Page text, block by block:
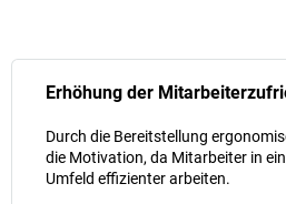
Erhöhung der
Durch die Bereitstellung
die Motivation, da Mitarbeiter in
Umfeld effizienter arbeiten.